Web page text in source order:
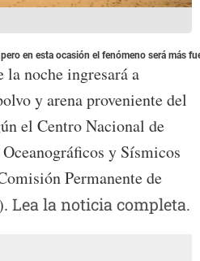
en esta ocasión el fenómeno será más
la noche ingresará a
y arena proveniente del
el Centro Nacional de
y Sísmicos
Permanente de
Lea la noticia completa.